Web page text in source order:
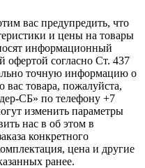
вас предупредить, что
и цены на товары
информационный
офертой согласно Ст. 437
точную информацию о
вас товара, пожалуйста,
СБ» по телефону +7
изменить параметры
нас в об этом в
конкретного
цена и другие
ранее.